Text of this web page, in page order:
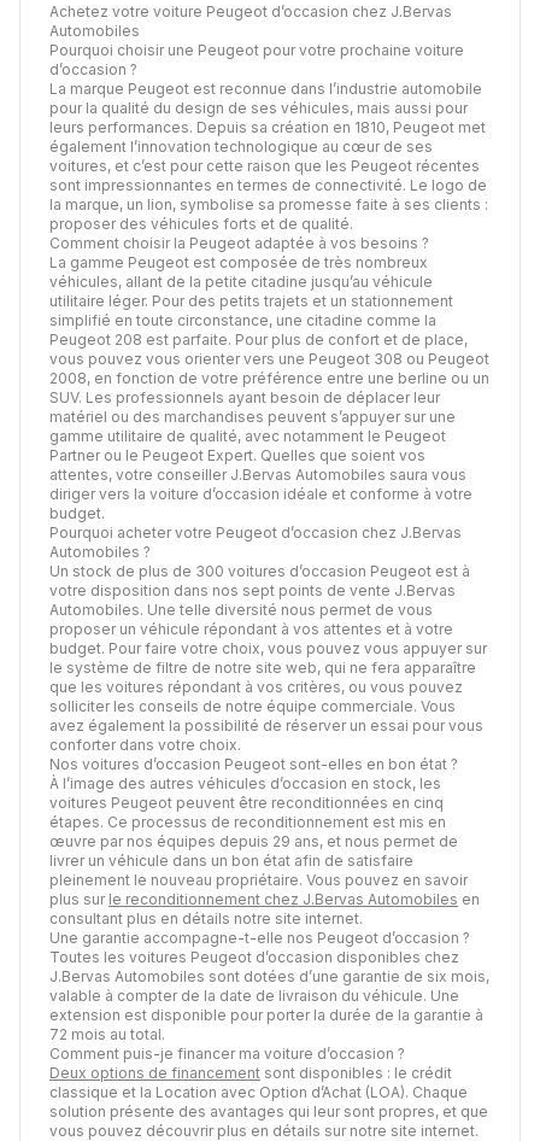
Achetez votre voiture Peugeot d’occasion chez J.Bervas
Automobiles
Pourquoi choisir une Peugeot pour votre prochaine voiture
d’occasion ?
La marque Peugeot est reconnue dans l’industrie automobile
pour la qualité du design de ses véhicules, mais aussi pour
leurs performances. Depuis sa création en 1810, Peugeot met
également l’innovation technologique au cœur de ses
voitures, et c’est pour cette raison que les Peugeot récentes
sont impressionnantes en termes de connectivité. Le logo de
la marque, un lion, symbolise sa promesse faite à ses clients :
proposer des véhicules forts et de qualité.
Comment choisir la Peugeot adaptée à vos besoins ?
La gamme Peugeot est composée de très nombreux
véhicules, allant de la petite citadine jusqu’au véhicule
utilitaire léger. Pour des petits trajets et un stationnement
simplifié en toute circonstance, une citadine comme la
Peugeot 208 est parfaite. Pour plus de confort et de place,
vous pouvez vous orienter vers une Peugeot 308 ou Peugeot
2008, en fonction de votre préférence entre une berline ou un
SUV. Les professionnels ayant besoin de déplacer leur
matériel ou des marchandises peuvent s’appuyer sur une
gamme utilitaire de qualité, avec notamment le Peugeot
Partner ou le Peugeot Expert. Quelles que soient vos
attentes, votre conseiller J.Bervas Automobiles saura vous
diriger vers la voiture d’occasion idéale et conforme à votre
budget.
Pourquoi acheter votre Peugeot d’occasion chez J.Bervas
Automobiles ?
Un stock de plus de 300 voitures d’occasion Peugeot est à
votre disposition dans nos sept points de vente J.Bervas
Automobiles. Une telle diversité nous permet de vous
proposer un véhicule répondant à vos attentes et à votre
budget. Pour faire votre choix, vous pouvez vous appuyer sur
le système de filtre de notre site web, qui ne fera apparaître
que les voitures répondant à vos critères, ou vous pouvez
solliciter les conseils de notre équipe commerciale. Vous
avez également la possibilité de réserver un essai pour vous
conforter dans votre choix.
Nos voitures d’occasion Peugeot sont-elles en bon état ?
À l’image des autres véhicules d’occasion en stock, les
voitures Peugeot peuvent être reconditionnées en cinq
étapes. Ce processus de reconditionnement est mis en
œuvre par nos équipes depuis 29 ans, et nous permet de
livrer un véhicule dans un bon état afin de satisfaire
pleinement le nouveau propriétaire. Vous pouvez en savoir
plus sur le reconditionnement chez J.Bervas Automobiles en
consultant plus en détails notre site internet.
Une garantie accompagne-t-elle nos Peugeot d’occasion ?
Toutes les voitures Peugeot d’occasion disponibles chez
J.Bervas Automobiles sont dotées d’une garantie de six mois,
valable à compter de la date de livraison du véhicule. Une
extension est disponible pour porter la durée de la garantie à
72 mois au total.
Comment puis-je financer ma voiture d’occasion ?
Deux options de financement sont disponibles : le crédit
classique et la Location avec Option d’Achat (LOA). Chaque
solution présente des avantages qui leur sont propres, et que
vous pouvez découvrir plus en détails sur notre site internet.